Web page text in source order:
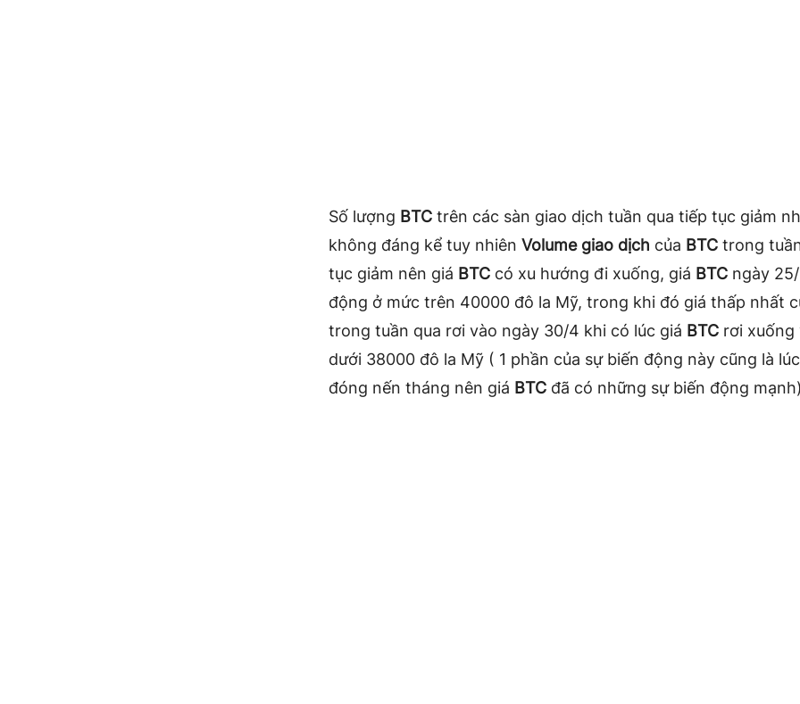
Số lượng BTC trên các sàn giao dịch tuần qua tiếp tục giảm
không đáng kể tuy nhiên Volume giao dịch của BTC trong
tục giảm nên giá BTC có xu hướng đi xuống, giá BTC ngày
động ở mức trên 40000 đô la Mỹ, trong khi đó giá thấp nhất
trong tuần qua rơi vào ngày 30/4 khi có lúc giá BTC rơi xuống
dưới 38000 đô la Mỹ ( 1 phần của sự biến động này cũng là
đóng nến tháng nên giá BTC đã có những sự biến động